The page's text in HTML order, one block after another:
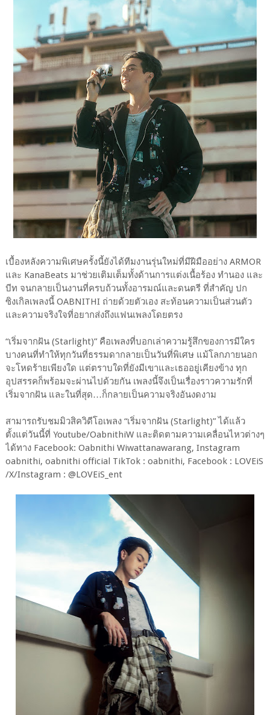
เบื้องหลังความพิเศษครั้งนี้ยังได้ทีมงานรุ่นใหม่ที่มีฝีมืออย่าง ARMOR
และ KanaBeats มาช่วยเติมเต็มทั้งด้านการแต่งเนื้อร้อง ทำนอง และ
บีท จนกลายเป็นงานที่ครบถ้วนทั้งอารมณ์และดนตรี ที่สำคัญ ปก
ซิงเกิลเพลงนี้ OABNITHI ถ่ายด้วยตัวเอง สะท้อนความเป็นส่วนตัว
และความจริงใจที่อยากส่งถึงแฟนเพลงโดยตรง
“เริ่มจากฝัน (Starlight)” คือเพลงที่บอกเล่าความรู้สึกของการมีใคร
บางคนที่ทำให้ทุกวันที่ธรรมดากลายเป็นวันที่พิเศษ แม้โลกภายนอก
จะโหดร้ายเพียงใด แต่ตราบใดที่ยังมีเขาและเธออยู่เคียงข้าง ทุก
อุปสรรคก็พร้อมจะผ่านไปด้วยกัน เพลงนี้จึงเป็นเรื่องราวความรักที่
เริ่มจากฝัน และในที่สุด…ก็กลายเป็นความจริงอันงดงาม
สามารถรับชมมิวสิควิดีโอเพลง “เริ่มจากฝัน (Starlight)” ได้แล้ว
ตั้งแต่วันนี้ที่ Youtube/OabnithiW และติดตามความเคลื่อนไหวต่างๆ
ได้ทาง Facebook: Oabnithi Wiwattanawarang, Instagram
oabnithi, oabnithi official TikTok : oabnithi, Facebook : LOVEiS
/X/Instagram : @LOVEiS_ent